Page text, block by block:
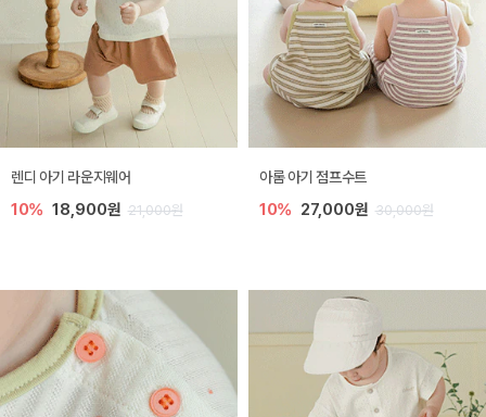
렌디 아기 라운지웨어
10% 18,900원 21,000원
아롬 아기 점프수트
10% 27,000원 30,000원